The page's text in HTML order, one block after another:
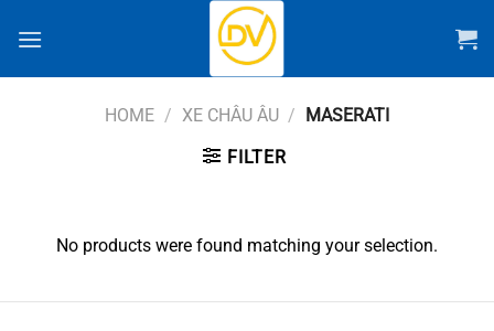
đến
HOME / XE CHÂU ÂU /
MASERATI
FILTER
No products were found matching your selection.